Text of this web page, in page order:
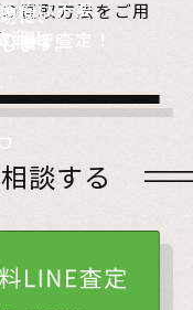
買取方法をご用
約は不要。
迎！
伺い、
場で査定！
無料！
に、
ます。
談する